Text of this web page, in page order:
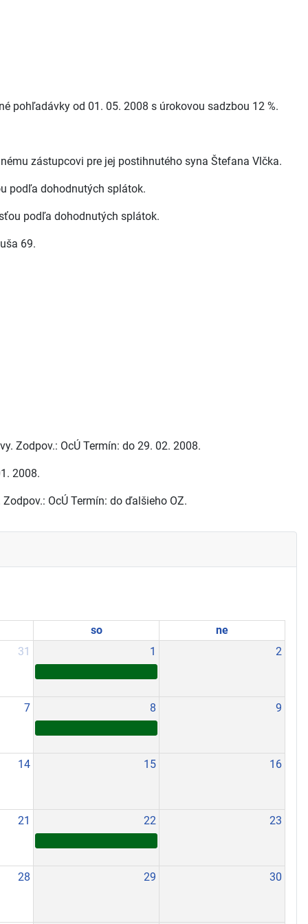
pohľadávky od 01. 05. 2008 s úrokovou sadzbou 12 %.
zástupcovi pre jej postihnutého syna Štefana Vlčka.
podľa dohodnutých splátok.
podľa dohodnutých splátok.
69.
Zodpov.: OcÚ Termín: do 29. 02. 2008.
2008.
OcÚ Termín: do ďalšieho OZ.
so
ne
31 1 2
7 8 9
14 15 16
21 22 23
28 29 30